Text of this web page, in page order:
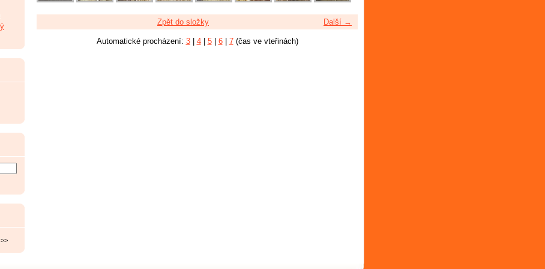
Další →
Zpět do složky
Automatické procházení: 3| 4| 5| 6| 7(čas ve vteřinách)
>>